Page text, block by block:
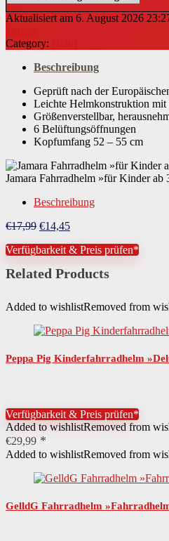
Verschluss
Aktualisiert am 6. August 2026
Category:
Beschreibung
Geprüft nach der
Leichte Helmkonstruktion mit
Größenverstellbar,
6 Belüftungsöffnungen
Kopfumfang 52 – 55 cm
Jamara Fahrradhelm »für Kinder ab
Beschreibung
€17,99 Ursprünglicher
war:
€14,45Aktueller
ist:
Verfügbarkeit & Preis prüfen*
Related Products
Added to wishlistRemoved from
Peppa Pig Kinderfahrradhelm
Verfügbarkeit & Preis prüfen*
Added to wishlistRemoved from
€29,99
Added to wishlistRemoved from
GelldG Fahrradhelm